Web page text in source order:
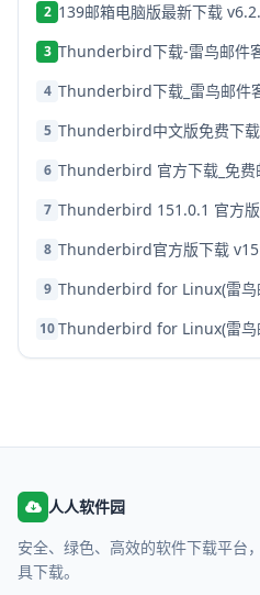
2 139邮箱电脑版最新下载
3 Thunderbird下载-雷鸟邮件
4 Thunderbird下载_雷鸟邮件
5
6
7
8
9
10
人人软件园
安全、绿色、高效的软件下载平台
具下载。